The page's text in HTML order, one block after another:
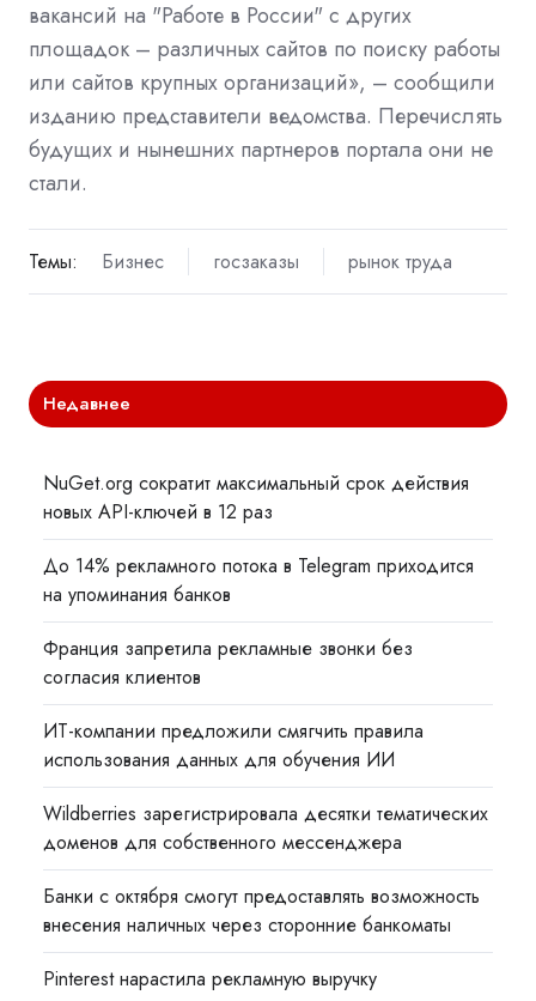
вакансий на "Работе в России" с других
площадок – различных сайтов по поиску работы
или сайтов крупных организаций», – сообщили
изданию представители ведомства. Перечислять
будущих и нынешних партнеров портала они не
стали.
Темы: Бизнес госзаказы рынок труда
Недавнее
NuGet.org сократит максимальный срок действия
новых API-ключей в 12 раз
До 14% рекламного потока в Telegram приходится
на упоминания банков
Франция запретила рекламные звонки без
согласия клиентов
ИТ-компании предложили смягчить правила
использования данных для обучения ИИ
Wildberries зарегистрировала десятки тематических
доменов для собственного мессенджера
Банки с октября смогут предоставлять возможность
внесения наличных через сторонние банкоматы
Pinterest нарастила рекламную выручку